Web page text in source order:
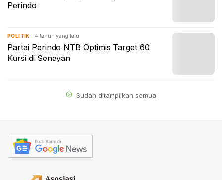
Perindo
POLITIK 4 tahun yang lalu
Partai Perindo NTB Optimis Target 60
Kursi di Senayan
Sudah ditampilkan semua